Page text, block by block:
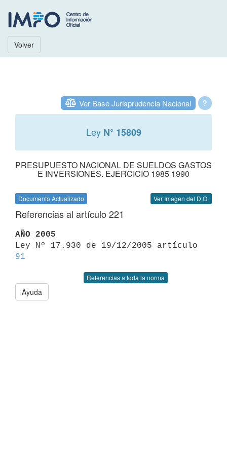
Volver
?
Ver Base Jurisprudencia Nacional
Ley N° 15809
PRESUPUESTO NACIONAL DE SUELDOS GASTOS
E INVERSIONES. EJERCICIO 1985 1990
Documento Actualizado Ver Imagen del D.O.
Referencias al artículo 221
AÑO 2005
91
Referencias a toda la norma
Ayuda